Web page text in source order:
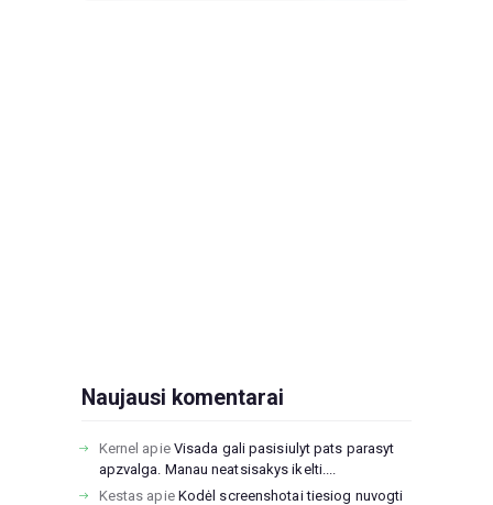
Naujausi komentarai
Kernel apie Visada gali pasisiulyt pats parasyt
apzvalga. Manau neatsisakys ikelti....
Kestas apie Kodėl screenshotai tiesiog nuvogti